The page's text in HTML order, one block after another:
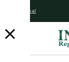
Assine o jornal